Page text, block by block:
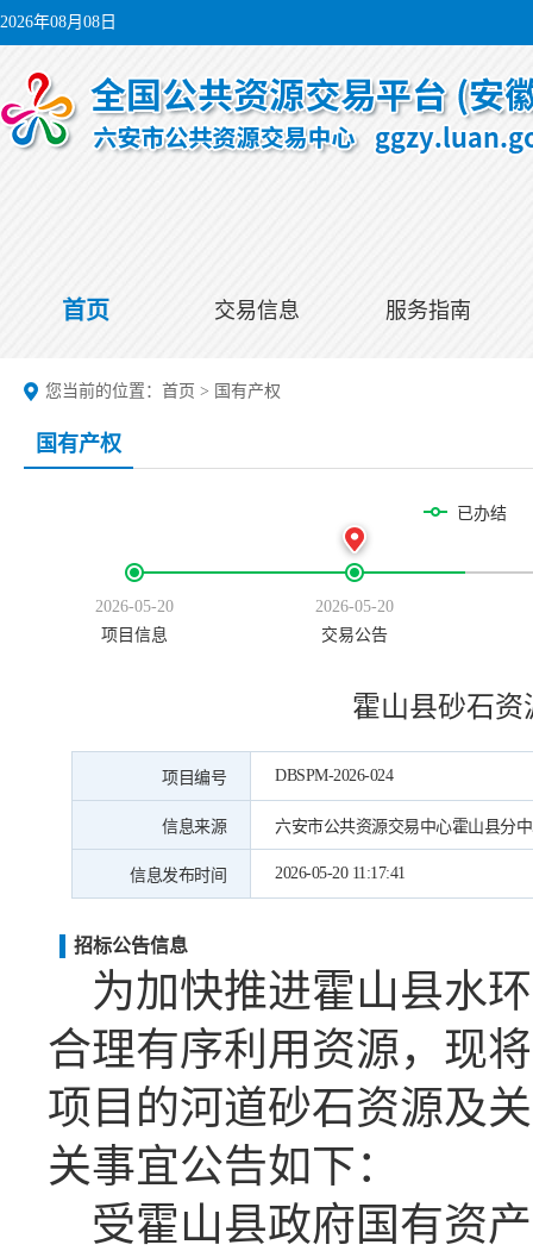
2026年08月08日
首页 交易信息 服务指南
您当前的位置： 首页 > 国有产权
国有产权
已办结
2026-05-20
项目信息
2026-05-20
交易公告
霍山县砂石
项目编号 DBSPM-2026-024
信息来源 六安市公共资源交易中心霍山县分
信息发布时间 2026-05-20 11:17:41
招标公告信息
为加快推进霍山县水
合理有序利用资源， 现
项目的河道砂石资源及
关事宜公告如下：
受霍山县政府国有资